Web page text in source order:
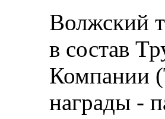
Волжский
в состав
Компании
награды -